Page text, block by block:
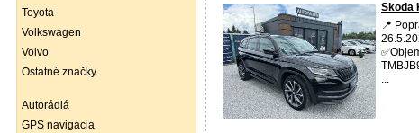
Toyota
Volkswagen
Volvo
Ostatné značky
Autorádiá
GPS navigácia
Skoda
📍
...